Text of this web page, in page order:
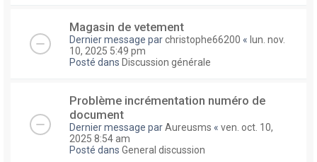
Magasin de vetement
Dernier message parchristophe66200 « lun. nov.
10, 2025 5:49 pm
Posté dans Discussion générale
Problème incrémentation numéro de
document
Dernier message parAureusms « ven. oct. 10,
2025 8:54 am
Posté dans General discussion